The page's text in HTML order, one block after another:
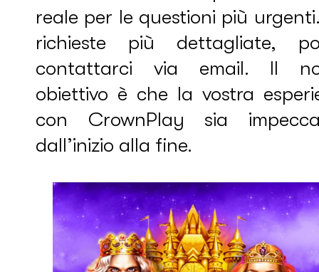
reale per le questioni più
richieste più dettagliate,
contattarci via email. Il
obiettivo è che la vostra
con CrownPlay sia
dall’inizio alla fine.